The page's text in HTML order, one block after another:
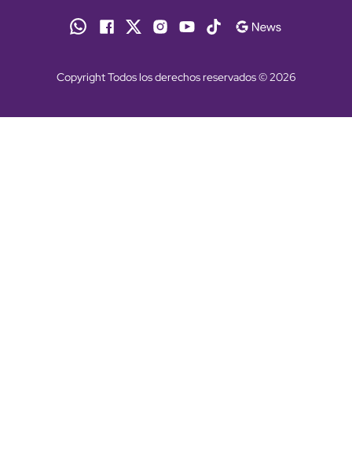
Copyright Todos los derechos reservados © 2026